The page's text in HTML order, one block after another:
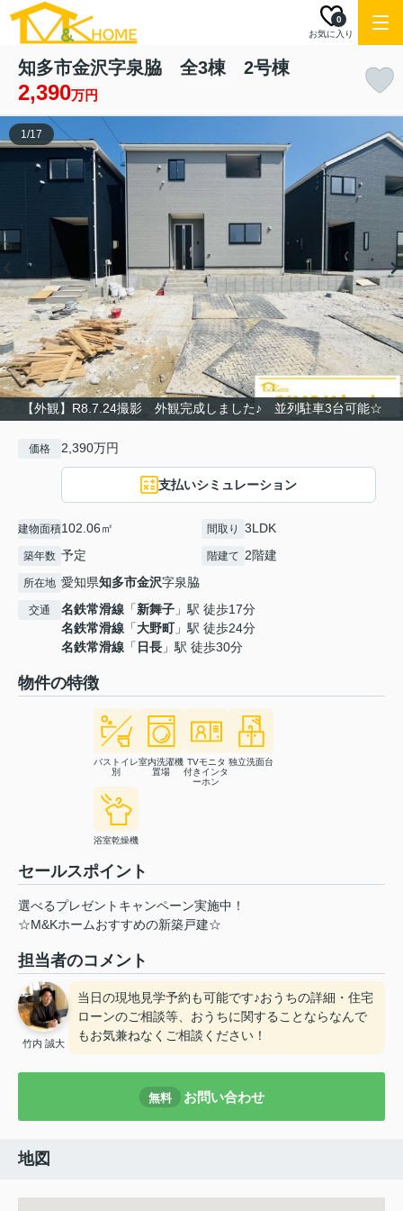
お気に入り
0
知多市金沢字泉脇 全3棟 2号棟
2,390万円
【外観】R8.7.24撮影 外観完成しました♪ 並列駐車3台可能☆
1/17
価格 2,390万円
支払いシミュレーション
建物面積102.06㎡ 間取り 3LDK
築年数 予定 階建て 2階建
所在地 愛知県知多市金沢字泉脇
交通 名鉄常滑線 「新舞子 」駅 徒歩17分
名鉄常滑線 「大野町」駅 徒歩24分
名鉄常滑線 「 日長 」駅 徒歩30分
物件の特徴
バストイレ
別
室内洗濯機
置場
TVモニタ
付きインタ
ーホン
独立洗面台
浴室乾燥機
セールスポイント
選べるプレゼントキャンペーン実施中！
☆M&Kホームおすすめの新築戸建☆
担当者のコメント
竹内 誠大
当日の現地見学予約も可能です♪おうちの詳細・住宅
ローンのご相談等、おうちに関することならなんで
もお気兼ねなくご相談ください！
無料 お問い合わせ
地図